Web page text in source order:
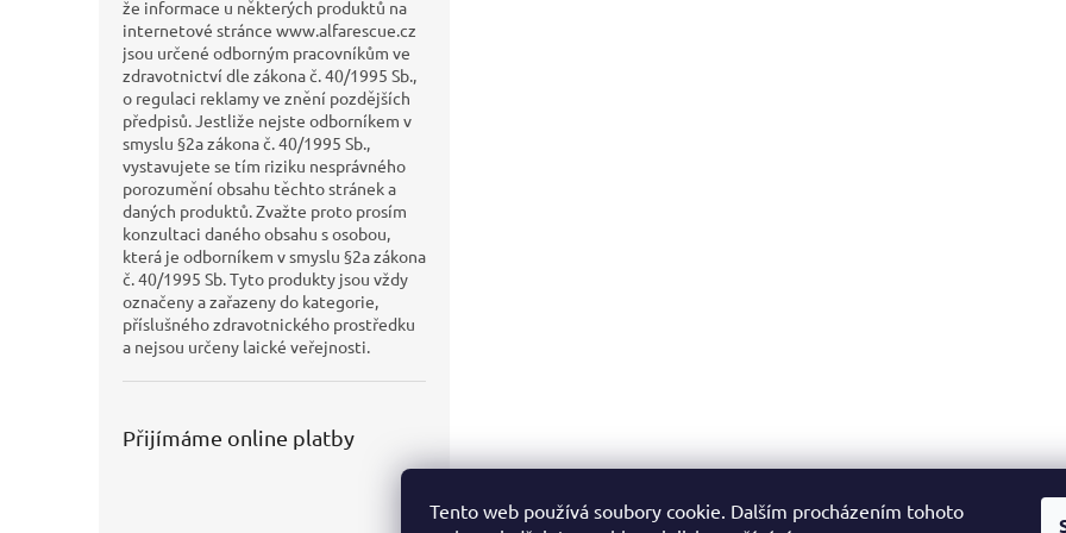
Tento web používá soubory cookie. Dalším procházením tohoto
že informace u některých produktů na
internetové stránce www.alfarescue.cz
jsou určené odborným pracovníkům ve
zdravotnictví dle zákona č. 40/1995 Sb.,
o regulaci reklamy ve znění pozdějších
předpisů. Jestliže nejste odborníkem v
smyslu §2a zákona č. 40/1995 Sb.,
vystavujete se tím riziku nesprávného
porozumění obsahu těchto stránek a
daných produktů. Zvažte proto prosím
konzultaci daného obsahu s osobou,
která je odborníkem v smyslu §2a zákona
č. 40/1995 Sb. Tyto produkty jsou vždy
označeny a zařazeny do kategorie,
příslušného zdravotnického prostředku
a nejsou určeny laické veřejnosti.
Přijímáme online platby